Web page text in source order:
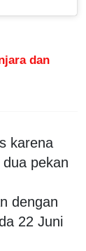
dan
karena
pekan
dengan
22 Juni